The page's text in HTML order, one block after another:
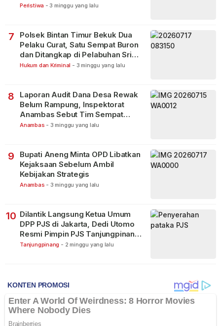
Peristiwa - 3 minggu yang lalu
7
Polsek Bintan Timur Bekuk Dua
Pelaku Curat, Satu Sempat Buron
dan Ditangkap di Pelabuhan Sri
Bintan Pura
Hukum dan Kriminal - 3 minggu yang lalu
8
Laporan Audit Dana Desa Rewak
Belum Rampung, Inspektorat
Anambas Sebut Tim Sempat
Terbagi Tangani Kasus Lain
Anambas - 3 minggu yang lalu
9
Bupati Aneng Minta OPD Libatkan
Kejaksaan Sebelum Ambil
Kebijakan Strategis
Anambas - 3 minggu yang lalu
10 Dilantik Langsung Ketua Umum
DPP PJS di Jakarta, Dedi Utomo
Resmi Pimpin PJS Tanjungpinang-
Bintan
Tanjungpinang - 2 minggu yang lalu